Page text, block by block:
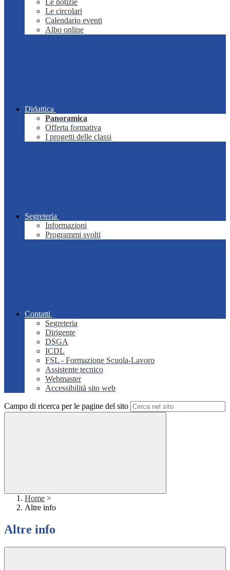
Le notizie
Le circolari
Calendario eventi
Albo online
Didattica
Panoramica
Offerta formativa
I progetti delle classi
Segreteria
Informazioni
Programmi svolti
Contatti
Segreteria
Dirigente
DSGA
ICDL
FSL - Formazione Scuola-Lavoro
Assistente tecnico
Webmaster
Accessibilità sito web
Campo di ricerca per le pagine del sito
Home >
Altre info
Altre info